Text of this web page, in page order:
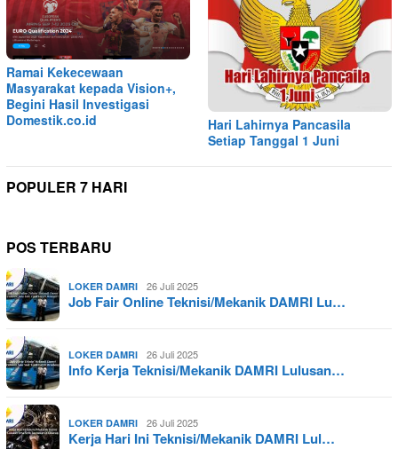
Ramai Kekecewaan
Masyarakat kepada Vision+,
Begini Hasil Investigasi
Domestik.co.id
Hari Lahirnya Pancasila
Setiap Tanggal 1 Juni
POPULER 7 HARI
POS TERBARU
LOKER DAMRI 26 Juli 2025
Job Fair Online Teknisi/Mekanik DAMRI Lu…
LOKER DAMRI 26 Juli 2025
Info Kerja Teknisi/Mekanik DAMRI Lulusan…
LOKER DAMRI 26 Juli 2025
Kerja Hari Ini Teknisi/Mekanik DAMRI Lul…